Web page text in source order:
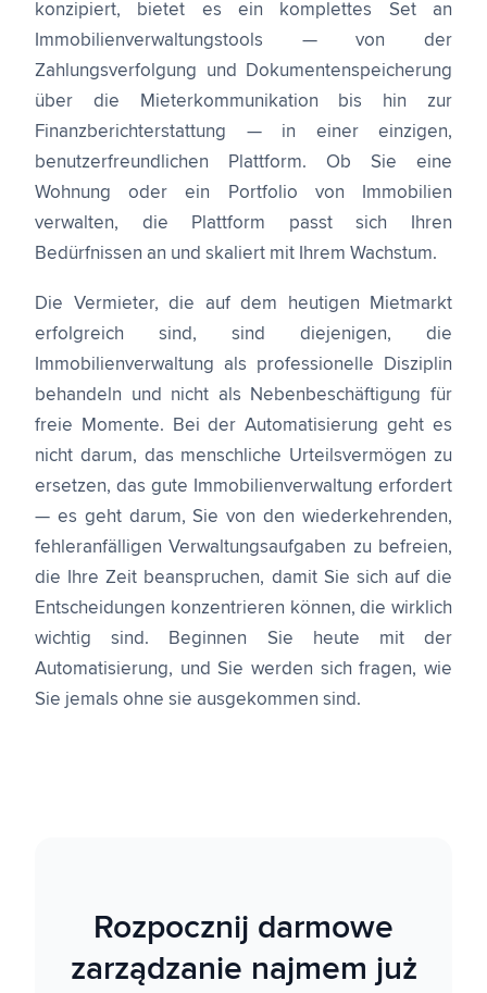
konzipiert, bietet es ein komplettes Set an
Immobilienverwaltungstools — von der
Zahlungsverfolgung und Dokumentenspeicherung
über die Mieterkommunikation bis hin zur
Finanzberichterstattung — in einer einzigen,
benutzerfreundlichen Plattform. Ob Sie eine
Wohnung oder ein Portfolio von Immobilien
verwalten, die Plattform passt sich Ihren
Bedürfnissen an und skaliert mit Ihrem Wachstum.
Die Vermieter, die auf dem heutigen Mietmarkt
erfolgreich sind, sind diejenigen, die
Immobilienverwaltung als professionelle Disziplin
behandeln und nicht als Nebenbeschäftigung für
freie Momente. Bei der Automatisierung geht es
nicht darum, das menschliche Urteilsvermögen zu
ersetzen, das gute Immobilienverwaltung erfordert
— es geht darum, Sie von den wiederkehrenden,
fehleranfälligen Verwaltungsaufgaben zu befreien,
die Ihre Zeit beanspruchen, damit Sie sich auf die
Entscheidungen konzentrieren können, die wirklich
wichtig sind. Beginnen Sie heute mit der
Automatisierung, und Sie werden sich fragen, wie
Sie jemals ohne sie ausgekommen sind.
Rozpocznij darmowe
zarządzanie najmem już